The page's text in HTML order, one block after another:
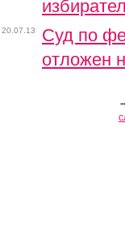
20.07.13
Суд по
отложен